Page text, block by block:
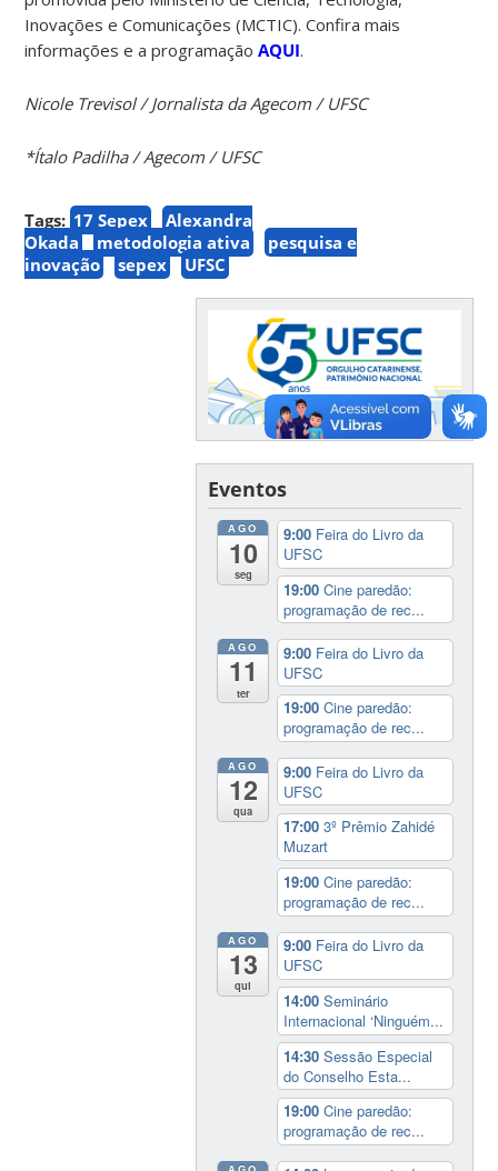
Inovações e Comunicações (MCTIC). Confira mais
informações e a programaçãoAQUI.
Nicole Trevisol / Jornalista da Agecom / UFSC
*Ítalo Padilha / Agecom / UFSC
Tags: 17 Sepex
Alexandra
Okada
metodologia ativa
pesquisa e
inovação
sepex UFSC
Eventos
AGO
10
seg
9:00 Feira do Livro da
UFSC
19:00Cine paredão:
programação de rec...
AGO
11
ter
9:00 Feira do Livro da
UFSC
19:00Cine paredão:
programação de rec...
AGO
12
qua
9:00 Feira do Livro da
UFSC
17:003º Prêmio Zahidé
Muzart
19:00Cine paredão:
programação de rec...
AGO
13
qui
9:00 Feira do Livro da
UFSC
14:00Seminário
Internacional ‘Ninguém...
14:30Sessão Especial
do Conselho Esta...
19:00Cine paredão:
programação de rec...